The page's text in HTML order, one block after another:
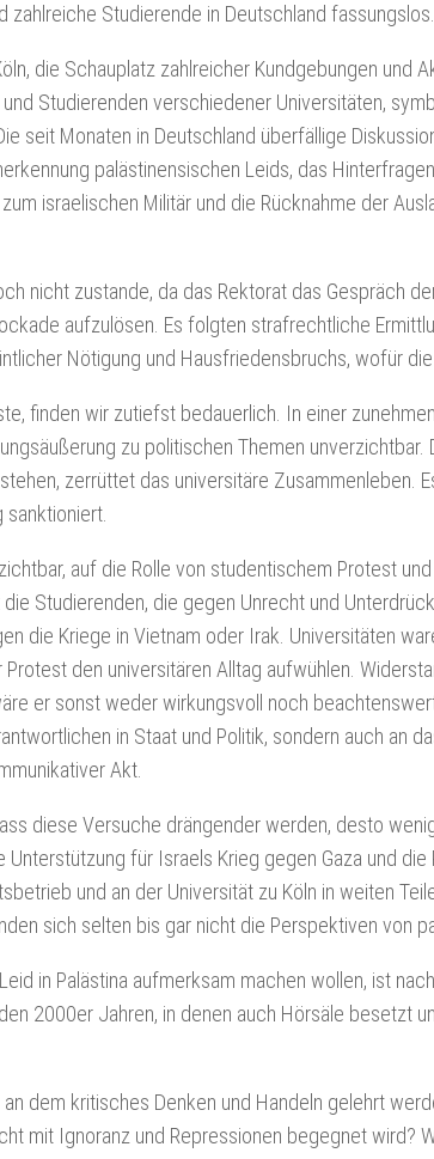
zahlreiche Studierende in Deutschland fassungslos.
die Schauplatz zahlreicher Kundgebungen
Studierenden verschiedener Universitäten,
seit Monaten in Deutschland überfällige
palästinensischen Leids, das
israelischen Militär und die Rücknahme der
nicht zustande, da das Rektorat das Gespräch
aufzulösen. Es folgten strafrechtliche
Nötigung und Hausfriedensbruchs, wofür
finden wir zutiefst bedauerlich. In einer
zu politischen Themen
zerrüttet das universitäre Zusammenleben.
sanktioniert.
auf die Rolle von studentischem Protest
Studierenden, die gegen Unrecht und
die Kriege in Vietnam oder Irak. Universitäten
den universitären Alltag aufwühlen.
er sonst weder wirkungsvoll noch
in Staat und Politik, sondern auch an
Akt.
diese Versuche drängender werden, desto
für Israels Krieg gegen Gaza und
und an der Universität zu Köln in weiten
sich selten bis gar nicht die Perspektiven von
in Palästina aufmerksam machen wollen, ist
2000er Jahren, in denen auch Hörsäle besetzt
dem kritisches Denken und Handeln gelehrt
mit Ignoranz und Repressionen begegnet wird?